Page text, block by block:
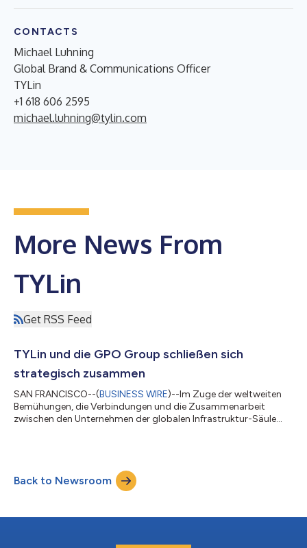
CONTACTS
Michael Luhning
Global Brand & Communications Officer
TYLin
+1 618 606 2595
michael.luhning@tylin.com
More News From
TYLin
Get RSS Feed
TYLin und die GPO Group schließen sich
strategisch zusammen
SAN FRANCISCO--(BUSINESS WIRE)--Im Zuge der weltweiten
Bemühungen, die Verbindungen und die Zusammenarbeit
zwischen den Unternehmen der globalen Infrastruktur-Säule
GPO Group und Sam Schwartz ergänzten ihre Namen um den
Zusatz TYLin „unifier“. Ab sofort wird GPO unter dem Namen
GPO, A TYLin Company bekannt sein....
Back to Newsroom